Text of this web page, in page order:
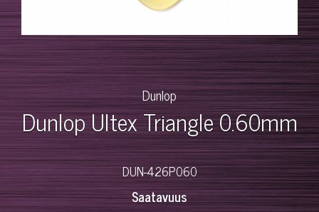
Dunlop
Dunlop Ultex Triangle 0.60mm
DUN-426P060
Saatavuus